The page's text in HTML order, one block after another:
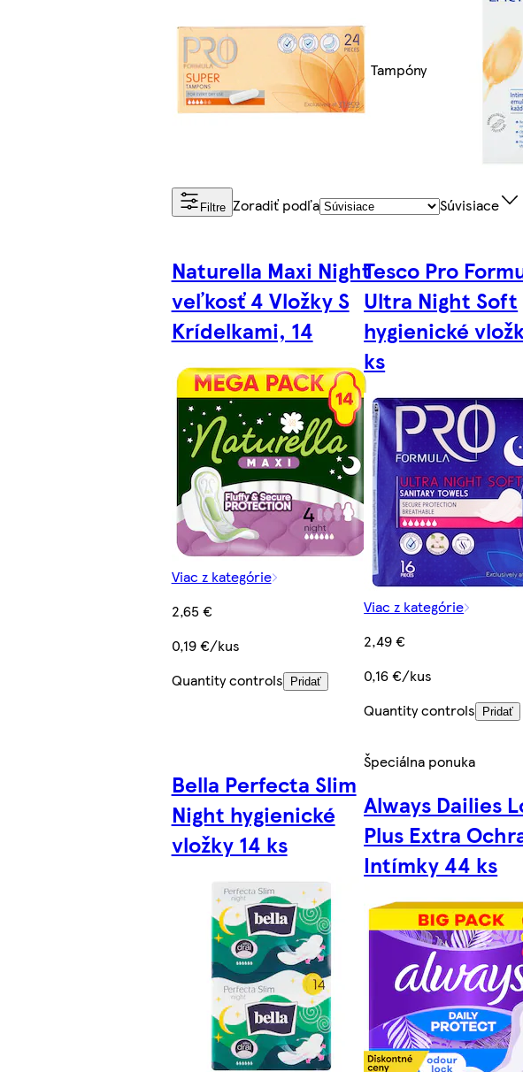
Tampóny
Filtre Zoradiť podľa Súvisiace
Naturella Maxi Night
veľkosť 4 Vložky S
Krídelkami, 14
Viac z kategórie
2,65 €
0,19 €/kus
Quantity controls
Pridať
Tesco Pro
Ultra Night Soft
hygienické
ks
Viac z kategórie
2,49 €
0,16 €/kus
Quantity controls
Pridať
Bella Perfecta Slim
Night hygienické
vložky 14 ks
Špeciálna ponuka
Always Dailies
Plus Extra
Intímky 44 ks